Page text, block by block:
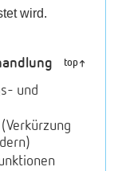
wird.
top
und